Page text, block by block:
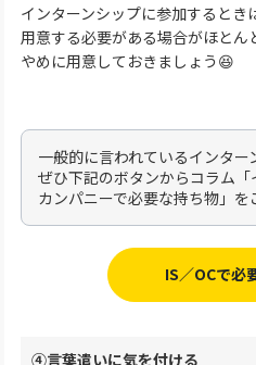
インターンシップに参加すると
用意する必要がある場合がほと
やめに用意しておきましょう😆
一般的に言われているインター
ぜひ下記のボタンからコラム
カンパニーで必要な持ち物」を
IS／OCで必
④言葉遣いに気を付ける